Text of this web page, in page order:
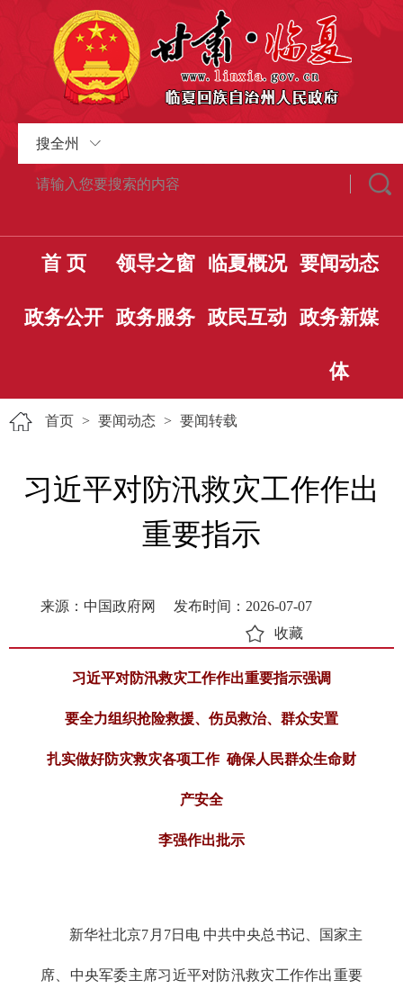
搜全州
首 页 领导之窗 临夏概况 要闻动态
政务公开 政务服务 政民互动 政务新媒
体
首页 > 要闻动态 > 要闻转载
习近平对防汛救灾工作作出
重要指示
来源：中国政府网
发布时间：2026-07-07
收藏
习近平对防汛救灾工作作出重要指示强调
要全力组织抢险救援、伤员救治、群众安置
扎实做好防灾救灾各项工作 确保人民群众生命财
产安全
李强作出批示
新华社北京7月7日电 中共中央总书记、国家主
席、中央军委主席习近平对防汛救灾工作作出重要